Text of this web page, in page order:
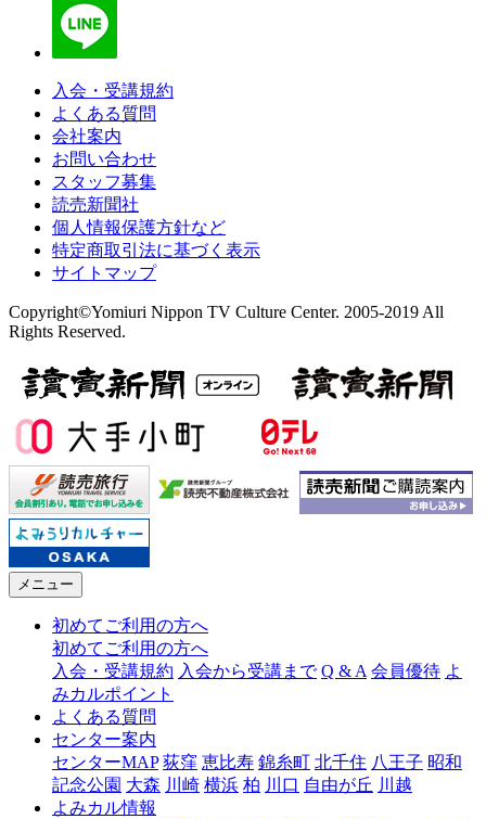
入会・受講規約
よくある質問
会社案内
お問い合わせ
スタッフ募集
読売新聞社
個人情報保護方針など
特定商取引法に基づく表示
サイトマップ
Copyright©Yomiuri Nippon TV Culture Center. 2005-2019 All
Rights Reserved.
メニュー
初めてご利用の方へ
初めてご利用の方へ
入会・受講規約 入会から受講まで Q & A 会員優待 よ
みカルポイント
よくある質問
センター案内
センターMAP 荻窪 恵比寿 錦糸町 北千住 八王子 昭和
記念公園 大森 川崎 横浜 柏 川口 自由が丘 川越
よみカル情報